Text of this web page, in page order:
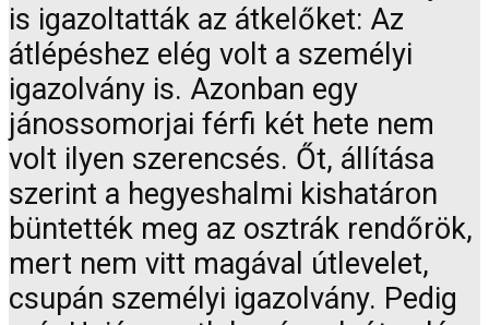
is igazoltatták az átkelőket: Az
átlépéshez elég volt a személyi
igazolvány is. Azonban egy
jánossomorjai férfi két hete nem
volt ilyen szerencsés. Őt, állítása
szerint a hegyeshalmi kishatáron
büntették meg az osztrák rendőrök,
mert nem vitt magával útlevelet,
csupán személyi igazolvány. Pedig